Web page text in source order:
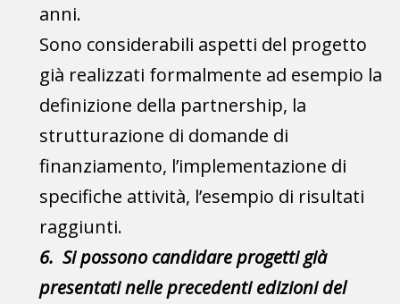
anni.
Sono considerabili aspetti del progetto
già realizzati formalmente ad esempio la
definizione della partnership, la
strutturazione di domande di
finanziamento, l’implementazione di
specifiche attività, l’esempio di risultati
raggiunti.
6. Si possono candidare progetti già
presentati nelle precedenti edizioni del